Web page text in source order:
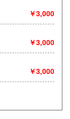
￥3,000
￥3,000
￥3,000